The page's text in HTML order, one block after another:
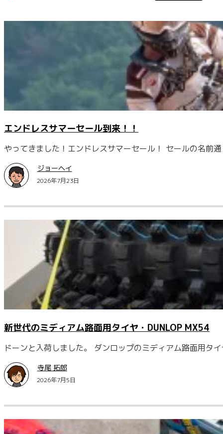
エンドレスサマーセール到来！！
やってきました！エンドレスサマーセール！ セールの名
ジョーヘイ
2026年7月23日
新世代のミディアム路面用タイヤ・DUNLOP MX54
ドーンと入荷しました。 ダンロップのミディアム路面用
寺尾 拓郎
2026年7月5日